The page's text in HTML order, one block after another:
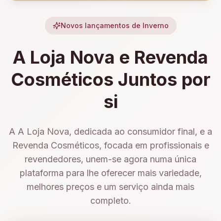
Novos lançamentos de Inverno
A Loja Nova e Revenda
Cosméticos Juntos por
si
A A Loja Nova, dedicada ao consumidor final, e a
Revenda Cosméticos, focada em profissionais e
revendedores, unem-se agora numa única
plataforma para lhe oferecer mais variedade,
melhores preços e um serviço ainda mais
completo.